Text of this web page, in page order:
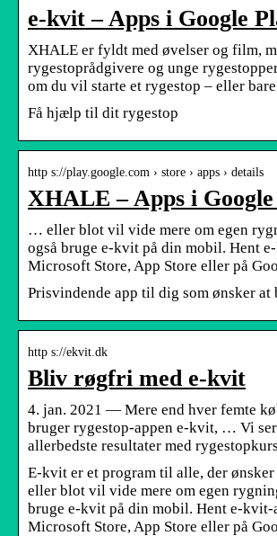
e-kvit – Apps i Google
XHALE er fyldt med øvelser og film,
rygestoprådgivere og unge
om du vil starte et rygestop – eller
Få hjælp til dit rygestop
http s://play.google.com › store › apps › details
XHALE – Apps i
… eller blot vil vide mere om egen
også bruge e-kvit på din mobil. Hent
Microsoft Store, App Store eller på
Prisvindende app til dig som ønsker
http s://ekvit.dk
Bliv røgfri med e-kvit
4. jan. 2021 — Mere end hver femte
bruger rygestop-appen e-kvit, … Vi
allerbedste resultater med
E-kvit er et program til alle, der
eller blot vil vide mere om egen
bruge e-kvit på din mobil. Hent e-kvit-
Microsoft Store, App Store eller på